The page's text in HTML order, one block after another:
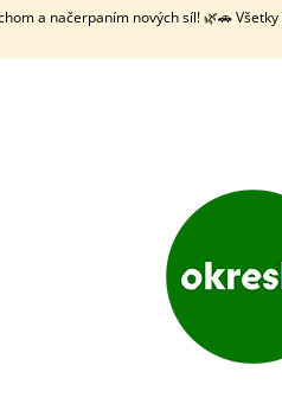
a načerpaním nových síl! 🌿🚗
ODPORÚČAME